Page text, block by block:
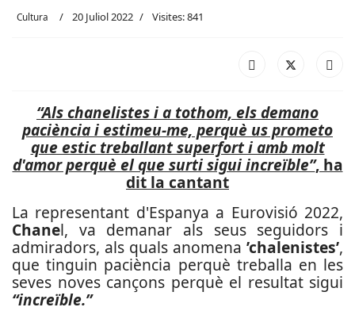
Cultura 20 Juliol 2022 Visites: 841
“Als chanelistes i a tothom, els demano
paciència i estimeu-me, perquè us prometo
que estic treballant superfort i amb molt
d'amor perquè el que surti sigui increïble”, ha
dit la cantant
La representant d'Espanya a Eurovisió 2022,
Chanel, va demanar als seus seguidors i
admiradors, als quals anomena ’chalenistes’,
que tinguin paciència perquè treballa en les
seves noves cançons perquè el resultat sigui
“increïble.”